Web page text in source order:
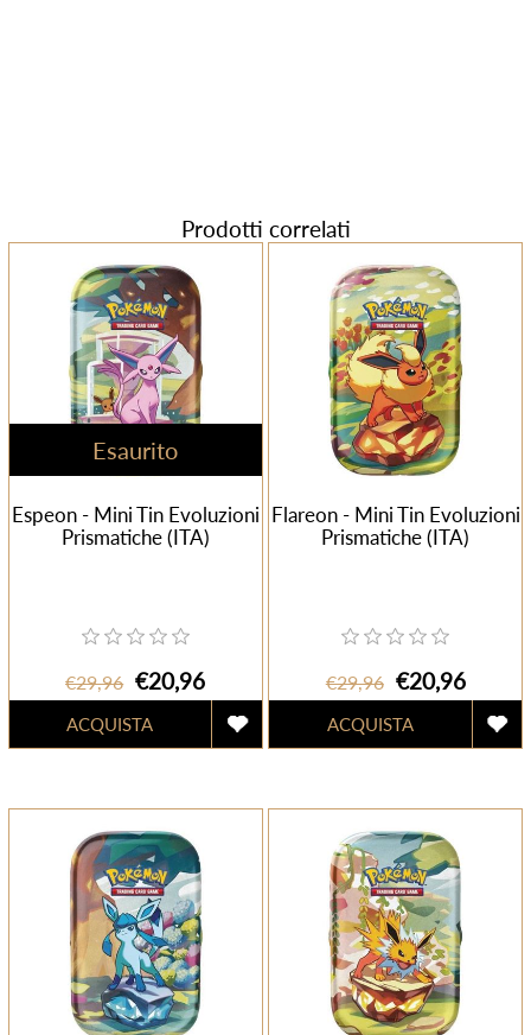
Prodotti correlati
Esaurito
Espeon - Mini Tin Evoluzioni
Prismatiche (ITA)
€29,96 €20,96
Flareon - Mini Tin Evoluzioni
Prismatiche (ITA)
€29,96 €20,96